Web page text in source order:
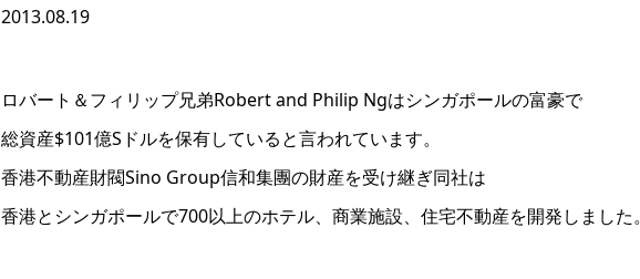
2013.08.19
ロバート＆フィリップ兄弟Robert and Philip Ngはシンガポールの富豪で
総資産$101億Sドルを保有していると言われています。
香港不動産財閥Sino Group信和集團の財産を受け継ぎ同社は
香港とシンガポールで700以上のホテル、商業施設、住宅不動産を開発しました。